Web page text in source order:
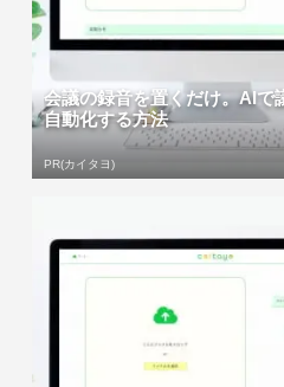
会議の録音を置くだけ。AIで
自動化する方法
PR(カイタヨ)